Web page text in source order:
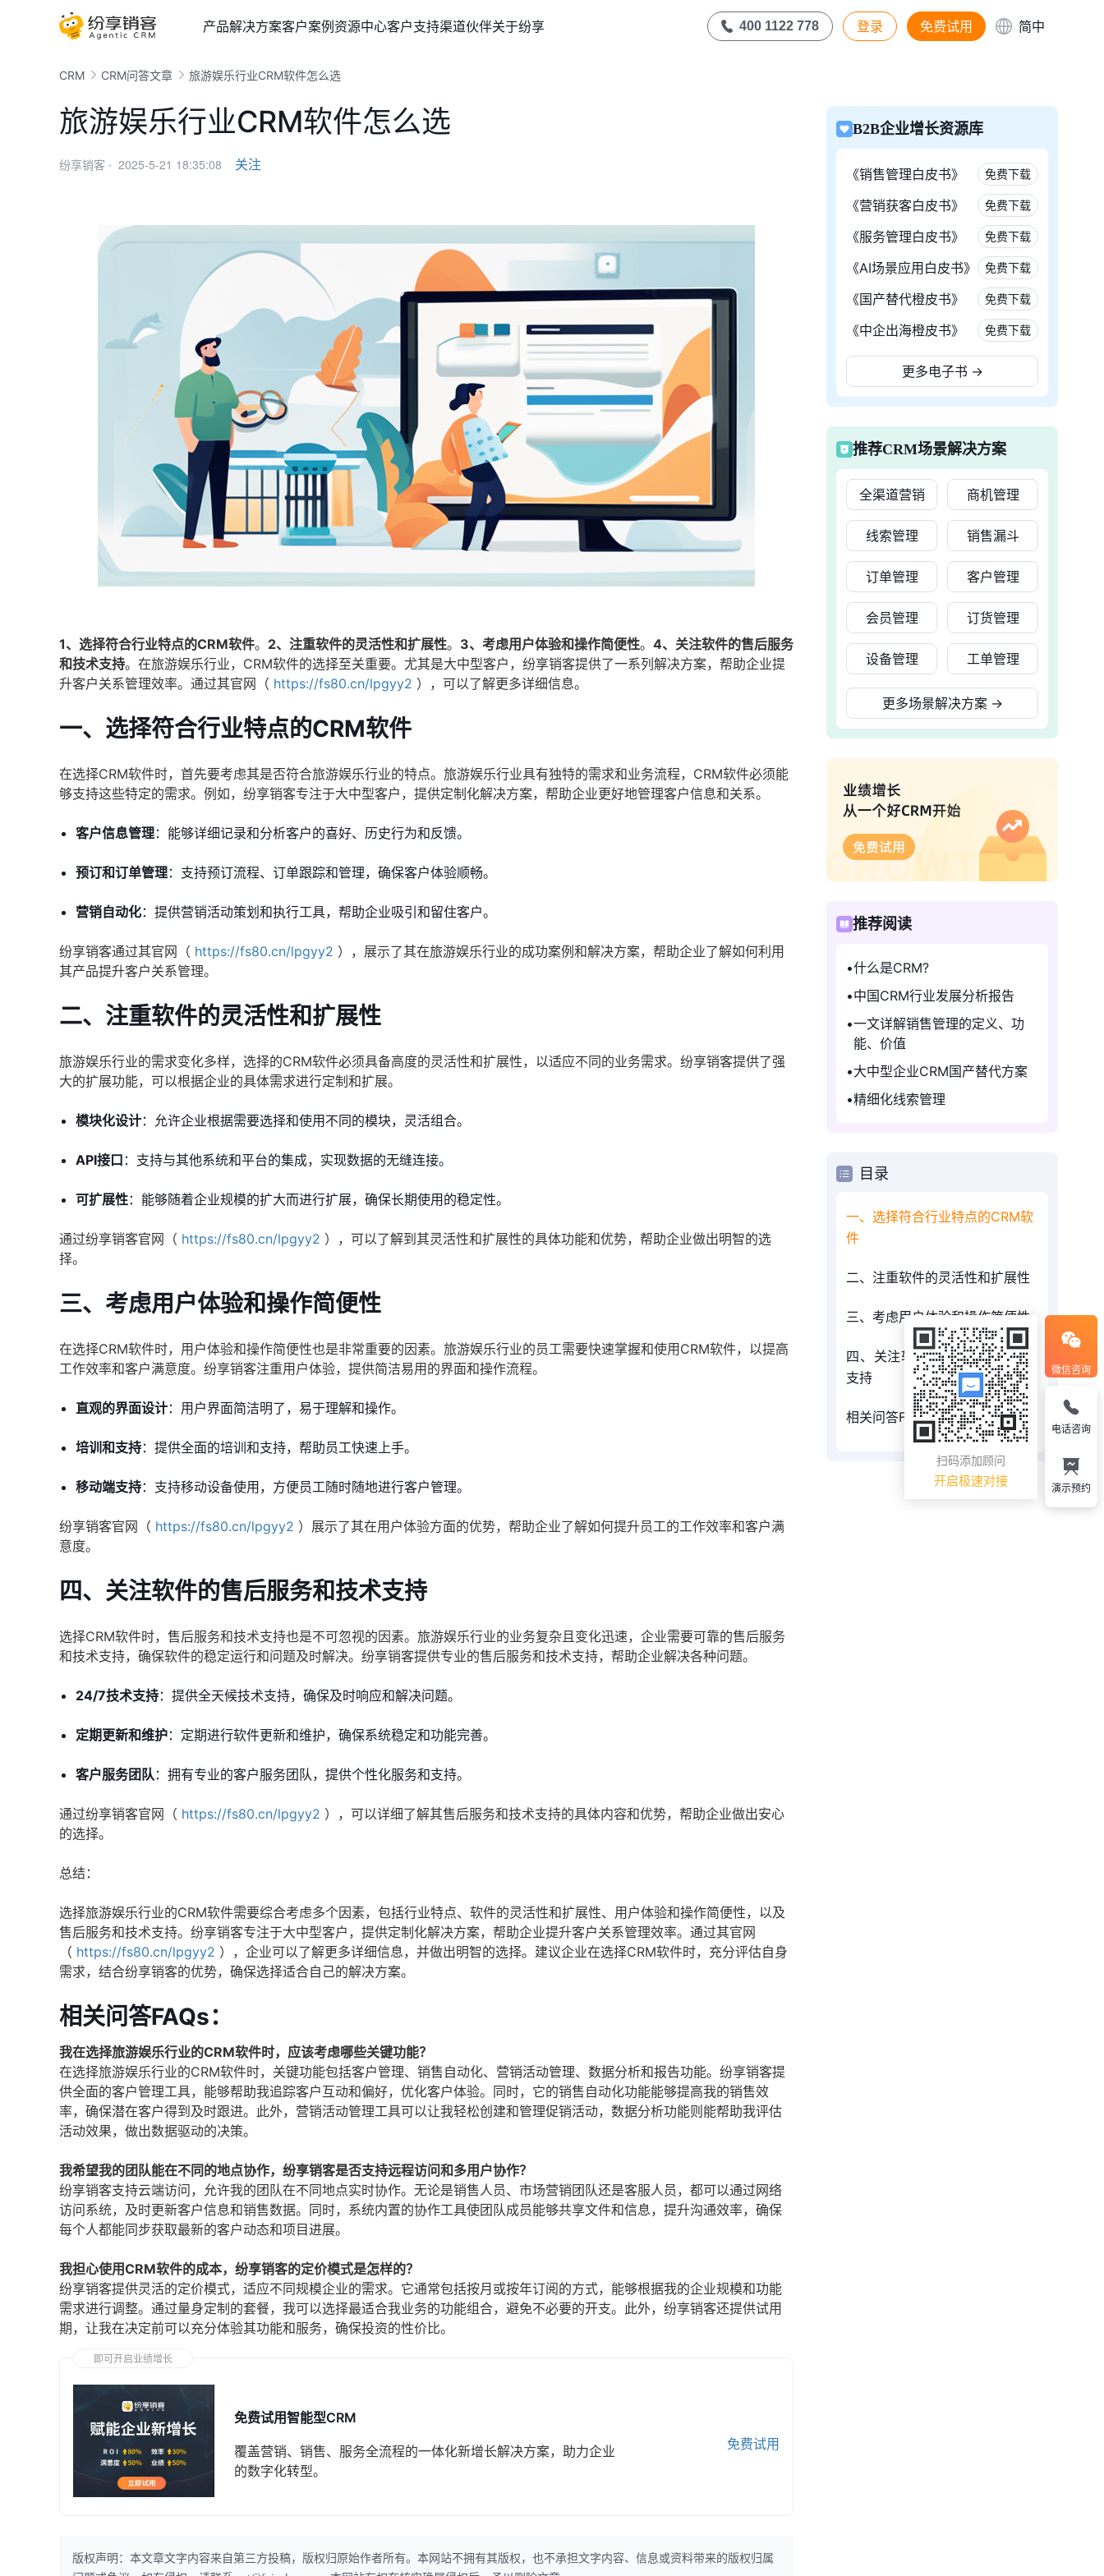
产品解决方案客户案例资源中心客户支持渠道伙伴关于纷享 400 1122 778 登录 免费试用 简中
CRM CRM问答文章 旅游娱乐行业CRM软件怎么选
旅游娱乐行业CRM软件怎么选
纷享销客 · 2025-5-21 18:35:08 关注
1、选择符合行业特点的CRM软件。 2、注重软件的灵活性和扩展性。 3、考虑用户体验和操作简便性。 4、关注软件的售后服务
和技术支持。在旅游娱乐行业，CRM软件的选择至关重要。尤其是大中型客户，纷享销客提供了一系列解决方案，帮助企业提
升客户关系管理效率。通过其官网（ https://fs80.cn/lpgyy2 ），可以了解更多详细信息。
一、选择符合行业特点的CRM软件
在选择CRM软件时，首先要考虑其是否符合旅游娱乐行业的特点。旅游娱乐行业具有独特的需求和业务流程，CRM软件必须能
够支持这些特定的需求。例如，纷享销客专注于大中型客户，提供定制化解决方案，帮助企业更好地管理客户信息和关系。
客户信息管理：能够详细记录和分析客户的喜好、历史行为和反馈。
预订和订单管理：支持预订流程、订单跟踪和管理，确保客户体验顺畅。
营销自动化：提供营销活动策划和执行工具，帮助企业吸引和留住客户。
纷享销客通过其官网（ https://fs80.cn/lpgyy2 ），展示了其在旅游娱乐行业的成功案例和解决方案，帮助企业了解如何利用
其产品提升客户关系管理。
二、注重软件的灵活性和扩展性
旅游娱乐行业的需求变化多样，选择的CRM软件必须具备高度的灵活性和扩展性，以适应不同的业务需求。纷享销客提供了强
大的扩展功能，可以根据企业的具体需求进行定制和扩展。
模块化设计：允许企业根据需要选择和使用不同的模块，灵活组合。
API接口 ：支持与其他系统和平台的集成，实现数据的无缝连接。
可扩展性：能够随着企业规模的扩大而进行扩展，确保长期使用的稳定性。
通过纷享销客官网（ https://fs80.cn/lpgyy2 ），可以了解到其灵活性和扩展性的具体功能和优势，帮助企业做出明智的选
择。
三、考虑用户体验和操作简便性
在选择CRM软件时，用户体验和操作简便性也是非常重要的因素。旅游娱乐行业的员工需要快速掌握和使用CRM软件，以提高
工作效率和客户满意度。纷享销客注重用户体验，提供简洁易用的界面和操作流程。
直观的界面设计：用户界面简洁明了，易于理解和操作。
培训和支持：提供全面的培训和支持，帮助员工快速上手。
移动端支持：支持移动设备使用，方便员工随时随地进行客户管理。
纷享销客官网（ https://fs80.cn/lpgyy2 ）展示了其在用户体验方面的优势，帮助企业了解如何提升员工的工作效率和客户满
意度。
四、关注软件的售后服务和技术支持
选择CRM软件时，售后服务和技术支持也是不可忽视的因素。旅游娱乐行业的业务复杂且变化迅速，企业需要可靠的售后服务
和技术支持，确保软件的稳定运行和问题及时解决。纷享销客提供专业的售后服务和技术支持，帮助企业解决各种问题。
24/7技术支持：提供全天候技术支持，确保及时响应和解决问题。
定期更新和维护：定期进行软件更新和维护，确保系统稳定和功能完善。
客户服务团队：拥有专业的客户服务团队，提供个性化服务和支持。
通过纷享销客官网（ https://fs80.cn/lpgyy2 ），可以详细了解其售后服务和技术支持的具体内容和优势，帮助企业做出安心
的选择。
总结：
选择旅游娱乐行业的CRM软件需要综合考虑多个因素，包括行业特点、软件的灵活性和扩展性、用户体验和操作简便性，以及
售后服务和技术支持。纷享销客专注于大中型客户，提供定制化解决方案，帮助企业提升客户关系管理效率。通过其官网
（ https://fs80.cn/lpgyy2 ），企业可以了解更多详细信息，并做出明智的选择。建议企业在选择CRM软件时，充分评估自身
需求，结合纷享销客的优势，确保选择适合自己的解决方案。
相关问答FAQs：
我在选择旅游娱乐行业的CRM软件时，应该考虑哪些关键功能？
在选择旅游娱乐行业的CRM软件时，关键功能包括客户管理、销售自动化、营销活动管理、数据分析和报告功能。纷享销客提
供全面的客户管理工具，能够帮助我追踪客户互动和偏好，优化客户体验。同时，它的销售自动化功能能够提高我的销售效
率，确保潜在客户得到及时跟进。此外，营销活动管理工具可以让我轻松创建和管理促销活动，数据分析功能则能帮助我评估
活动效果，做出数据驱动的决策。
我希望我的团队能在不同的地点协作，纷享销客是否支持远程访问和多用户协作？
纷享销客支持云端访问，允许我的团队在不同地点实时协作。无论是销售人员、市场营销团队还是客服人员，都可以通过网络
访问系统，及时更新客户信息和销售数据。同时，系统内置的协作工具使团队成员能够共享文件和信息，提升沟通效率，确保
每个人都能同步获取最新的客户动态和项目进展。
我担心使用CRM软件的成本，纷享销客的定价模式是怎样的？
纷享销客提供灵活的定价模式，适应不同规模企业的需求。它通常包括按月或按年订阅的方式，能够根据我的企业规模和功能
需求进行调整。通过量身定制的套餐，我可以选择最适合我业务的功能组合，避免不必要的开支。此外，纷享销客还提供试用
期，让我在决定前可以充分体验其功能和服务，确保投资的性价比。
即可开启业绩增长
免费试用智能型CRM
覆盖营销、销售、服务全流程的一体化新增长解决方案，助力企业
的数字化转型。
免费试用
版权声明：本文章文字内容来自第三方投稿，版权归原始作者所有。本网站不拥有其版权，也不承担文字内容、信息或资料带来的版权归属
B2B企业增长资源库
《销售管理白皮书》 免费下载
《营销获客白皮书》 免费下载
《服务管理白皮书》 免费下载
《AI场景应用白皮书》 免费下载
《国产替代橙皮书》 免费下载
《中企出海橙皮书》 免费下载
更多电子书 →
推荐CRM场景解决方案
全渠道营销 商机管理
线索管理 销售漏斗
订单管理 客户管理
会员管理 订货管理
设备管理 工单管理
更多场景解决方案 →
推荐阅读
什么是CRM?
中国CRM行业发展分析报告
一文详解销售管理的定义、功
能、价值
大中型企业CRM国产替代方案
精细化线索管理
目录
一、选择符合行业特点的CRM软
件
二、注重软件的灵活性和扩展性
三、考虑用户体验和操作简便性
四、关注软件的售后服务和技术
支持
相关问答FAQs：
微信咨询
扫码添加顾问
开启极速对接
电话咨询
演示预约